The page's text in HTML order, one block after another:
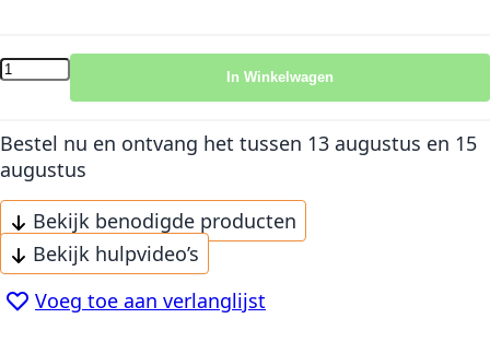
In Winkelwagen
Bestel nu en ontvang het tussen 13 augustus en 15
augustus
Bekijk benodigde producten
Bekijk hulpvideo’s
Voeg toe aan verlanglijst